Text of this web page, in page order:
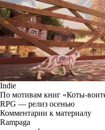
Indie
По мотивам книг «Коты-
RPG — релиз осенью
Комментарии к материалу
Rampaga